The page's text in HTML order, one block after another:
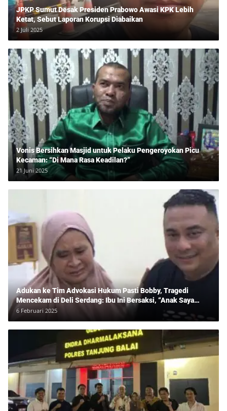
JPKP Sumut Desak Presiden Prabowo Awasi KPK Lebih
Ketat, Sebut Laporan Korupsi Diabaikan
2 Juli 2025
Vonis Bersihkan Masjid untuk Pelaku Pengeroyokan Picu
Kecaman: “Di Mana Rasa Keadilan?”
21 Juni 2025
Adukan ke Tim Advokasi Hukum Pasti Bobby, Tragedi
Mencekam di Deli Serdang: Ibu Ini Bersaksi, “Anak Saya
Ditangkap Tanpa Bukti dan Bukan Bandar Narkoba!”
6 Februari 2025